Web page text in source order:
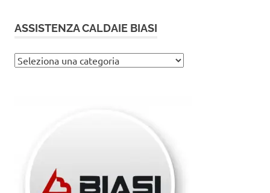
ASSISTENZA CALDAIE BIASI
Assistenza